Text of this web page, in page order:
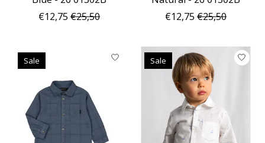
€12,75 €25,50
€12,75 €25,50
Sale Sale